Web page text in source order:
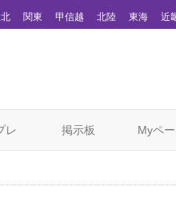
関東 甲信越 北陸 東海 近
レ 掲示板 Myペ